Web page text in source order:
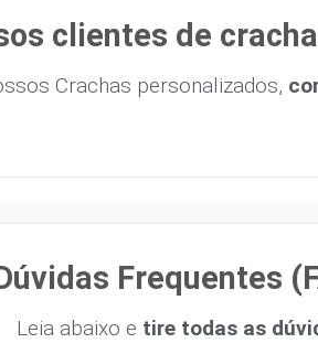
clientes de
Crachas personalizados,
Frequentes
Leia abaixo e tire todas as